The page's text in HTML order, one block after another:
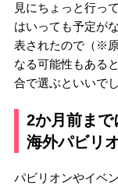
見にちょっと行っ
はいっても予定が
表されたので（※原
なる可能性もある
合で選ぶといいでし
2か月前まで
海外パビリ
パビリオンやイベ